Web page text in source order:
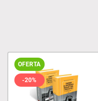
OFERTA
-20%